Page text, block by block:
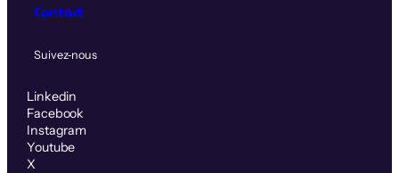
Contact
Suivez‑nous
Linkedin
Facebook
Instagram
Youtube
X